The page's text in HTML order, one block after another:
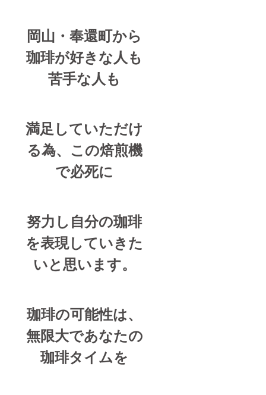
岡山・奉還町から
珈琲が好きな人も
苦手な人も
満足していただけ
る為、この焙煎機
で必死に
努力し自分の珈琲
を表現していきた
いと思います。
珈琲の可能性は、
無限大であなたの
珈琲タイムを